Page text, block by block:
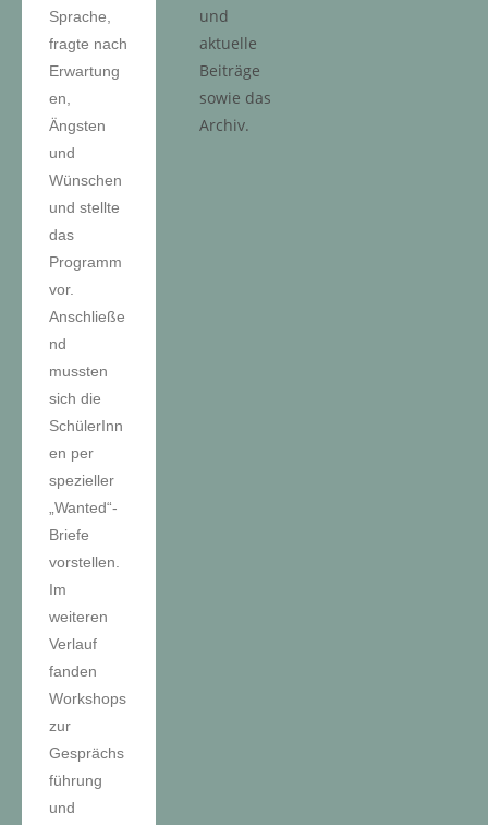
und
aktuelle
Beiträge
sowie das
Archiv.
Sprache,
fragte nach
Erwartung
en,
Ängsten
und
Wünschen
und stellte
das
Programm
vor.
Anschließe
nd
mussten
sich die
SchülerInn
en per
spezieller
„Wanted“-
Briefe
vorstellen.
Im
weiteren
Verlauf
fanden
Workshops
zur
Gesprächs
führung
und